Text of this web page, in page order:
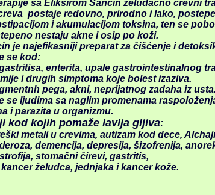
sa Eliksirom Sancin želudačno crevni
postaje redovno, prirodno i lako, pos
i akumulacijom toksina, ten se
nestaju akne i osip po koži.
je najefikasniji preparat za čišćenje i
se kod:
enterita, upale gastrointestinalnog
i drugih simptoma koje bolest izaziva.
pega, akni, neprijatnog zadaha iz
se ljudima sa naglim promenama
i parazita u organizmu.
kod kojih pomaže lavlja gljiva:
metali u crevima, autizam kod dece,
demencija, depresija, šizofrenija,
stomačni čirevi, gastritis,
želudca, jednjaka i kancer kože.